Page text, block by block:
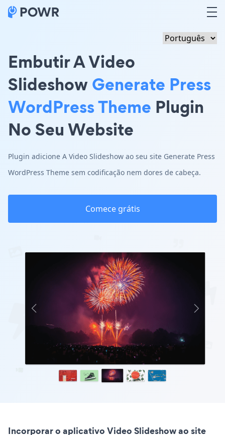
Embutir A Video
SlideshowGenerate Press
WordPress Theme Plugin
No Seu Website
Plugin adicione A Video Slideshow ao seu site Generate Press
WordPress Theme sem codificação nem dores de cabeça.
Comece grátis
Incorporar o aplicativo Video Slideshow ao site